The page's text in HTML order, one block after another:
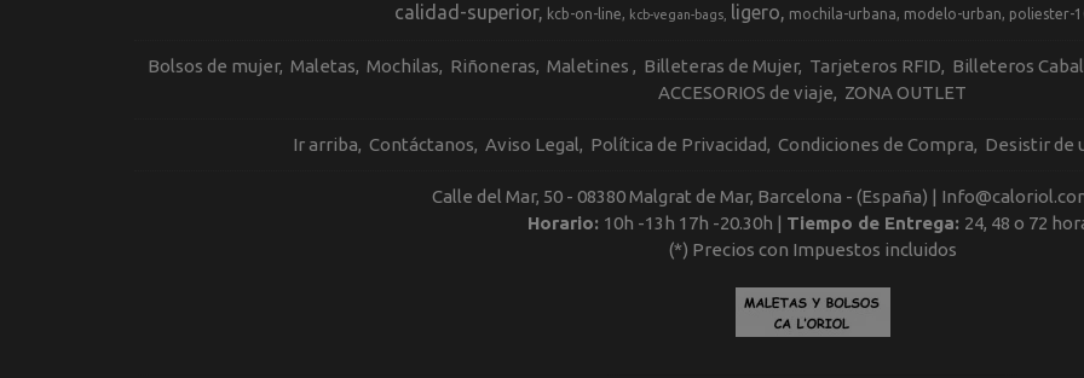
calidad-superior
kcb-on-line kcb-vegan-bags ligero mochila-urbana modelo-urban poliester-
Bolsos de mujer Maletas Mochilas Riñoneras Maletines Billeteras de Mujer Tarjeteros RFID Billeteros
ACCESORIOS de viaje ZONA OUTLET
Ir arriba Contáctanos Aviso Legal Política de Privacidad Condiciones de Compra Desistir de
Calle del Mar, 50 - 08380 Malgrat de Mar, Barcelona - (España) |
Horario: 10h -13h 17h -20.30h | Tiempo de Entrega: 24, 48 o 72
(*) Precios con Impuestos incluidos